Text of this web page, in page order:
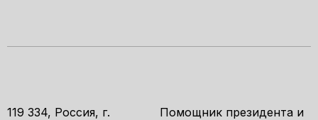
119 334, Россия, г.
Помощник президента и